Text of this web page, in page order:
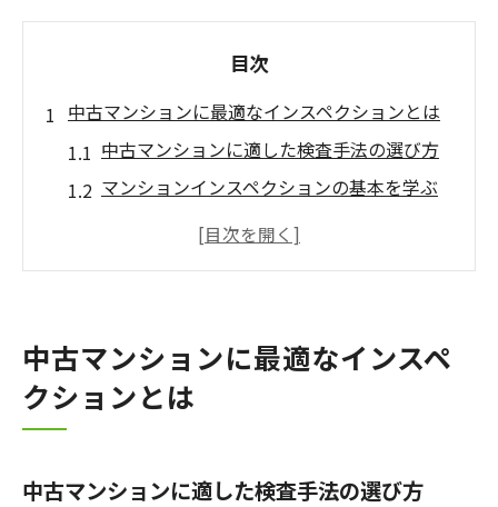
目次
中古マンションに最適なインスペクションとは
中古マンションに適した検査手法の選び方
マンションインスペクションの基本を学ぶ
中古マンション住宅診断の重要ポイント解
インスペクションの必要性を徹底解説
中古マンション購入で診断が必要な理由
ホームインスペクションが安心に繋がる根
中古マンションに最適なインスペ
クションとは
中古マンションに適した検査手法の選び方